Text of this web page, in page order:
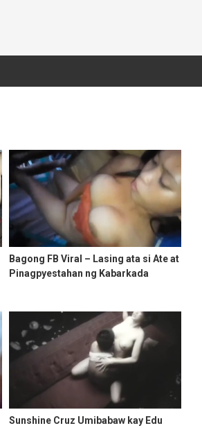
Bagong FB Viral – Lasing ata si Ate at
Pinagpyestahan ng Kabarkada
Sunshine Cruz Umibabaw kay Edu